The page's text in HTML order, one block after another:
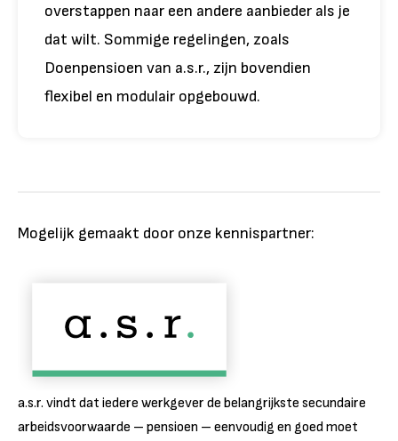
overstappen naar een andere aanbieder als je
dat wilt. Sommige regelingen, zoals
Doenpensioen van a.s.r., zijn bovendien
flexibel en modulair opgebouwd.
Mogelijk gemaakt door onze kennispartner:
a.s.r. vindt dat iedere werkgever de belangrijkste secundaire
arbeidsvoorwaarde – pensioen – eenvoudig en goed moet